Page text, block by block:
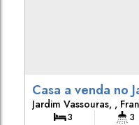
Casa a venda no
Jardim Vassouras ,
3 3